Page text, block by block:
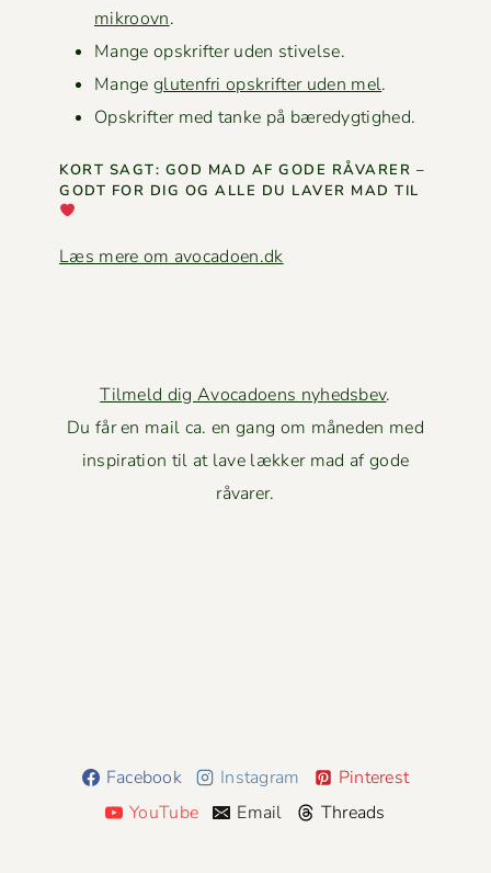
mikroovn.
Mange opskrifter uden stivelse.
Mange gluten­fri opskrifter uden mel.
Opskrifter med tanke på bæredygtighed.
KORT SAGT: GOD MAD AF GODE RÅVAR­ER –
GODT FOR DIG OG ALLE DU LAVER MAD TIL
Læs mere om avocadoen.dk
Tilmeld dig Avocadoens nyhedsbev.
Du får en mail ca. en gang om måneden med
inspiration til at lave lækker mad af gode
råvarer.
Facebook Instagram
Pinterest
YouTube
Email Threads